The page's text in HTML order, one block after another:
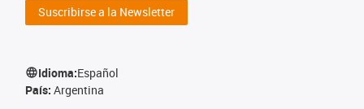
Suscribirse a la Newsletter
Idioma:Español
País: Argentina